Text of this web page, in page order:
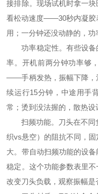
接排除。现场试机时拿一
看松动速度——30秒内凝胶
用；一分钟还没动静的，功
功率稳定性。有些设
率。开机前两分钟功率够
——手柄发热，振幅下降，
续运行15分钟，中途用手
常；烫到没法握的，散热设
扫频功能。刀头在不
织vs悬空）的阻抗不同，
大。带自动扫频功能的设
稳定。这个功能参数表里
改变刀头负载，观察振幅是